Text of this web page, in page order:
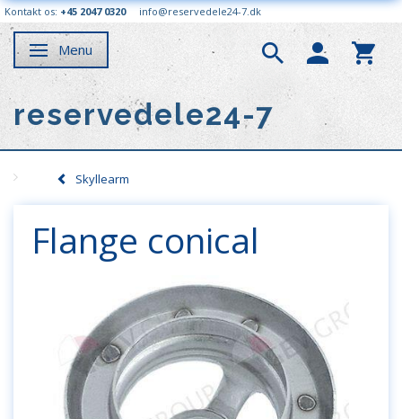
Kontakt os: +45 2047 0320 info@reservedele24-7.dk
Skifte navigation
Menu
reservedele24-7
Skyllearm
Flange conical